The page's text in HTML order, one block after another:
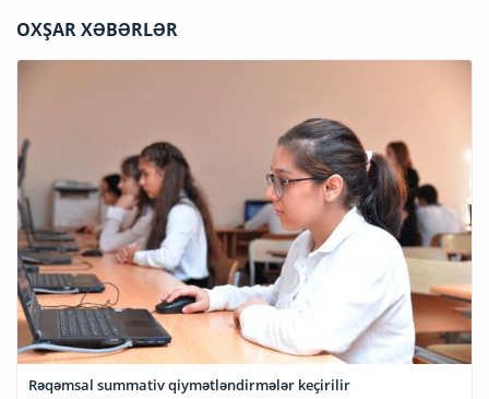
OXŞAR XƏBƏRLƏR
Rəqəmsal summativ qiymətləndirmələr keçirilir